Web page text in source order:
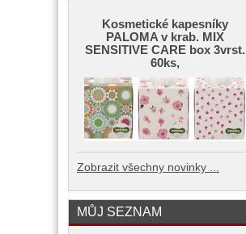
Kosmetické kapesníky
PALOMA v krab. MIX
SENSITIVE CARE box 3vrst.
60ks,
Zobrazit všechny novinky ...
MŮJ SEZNAM